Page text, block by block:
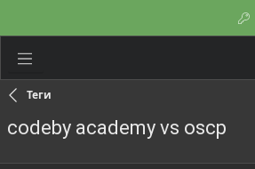
Теги
codeby academy vs oscp